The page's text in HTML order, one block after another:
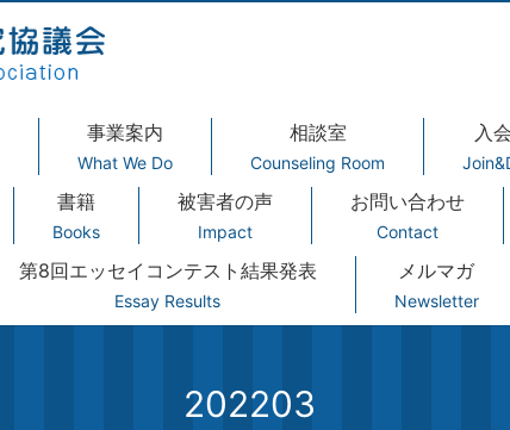
事業案内
What We Do
相談室
Counseling Room
入
書籍
Books
被害者の声
Impact
お問い合わせ
Contact
第8回エッセイコンテスト結果発表
Essay Results
メルマガ
Newsletter
202203